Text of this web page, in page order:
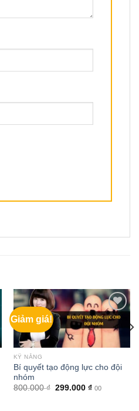
Giảm giá!
KỸ NĂNG
Bí quyết tạo động lực cho đội
nhóm
800.000₫ Giá
299.000 ₫Giá
00